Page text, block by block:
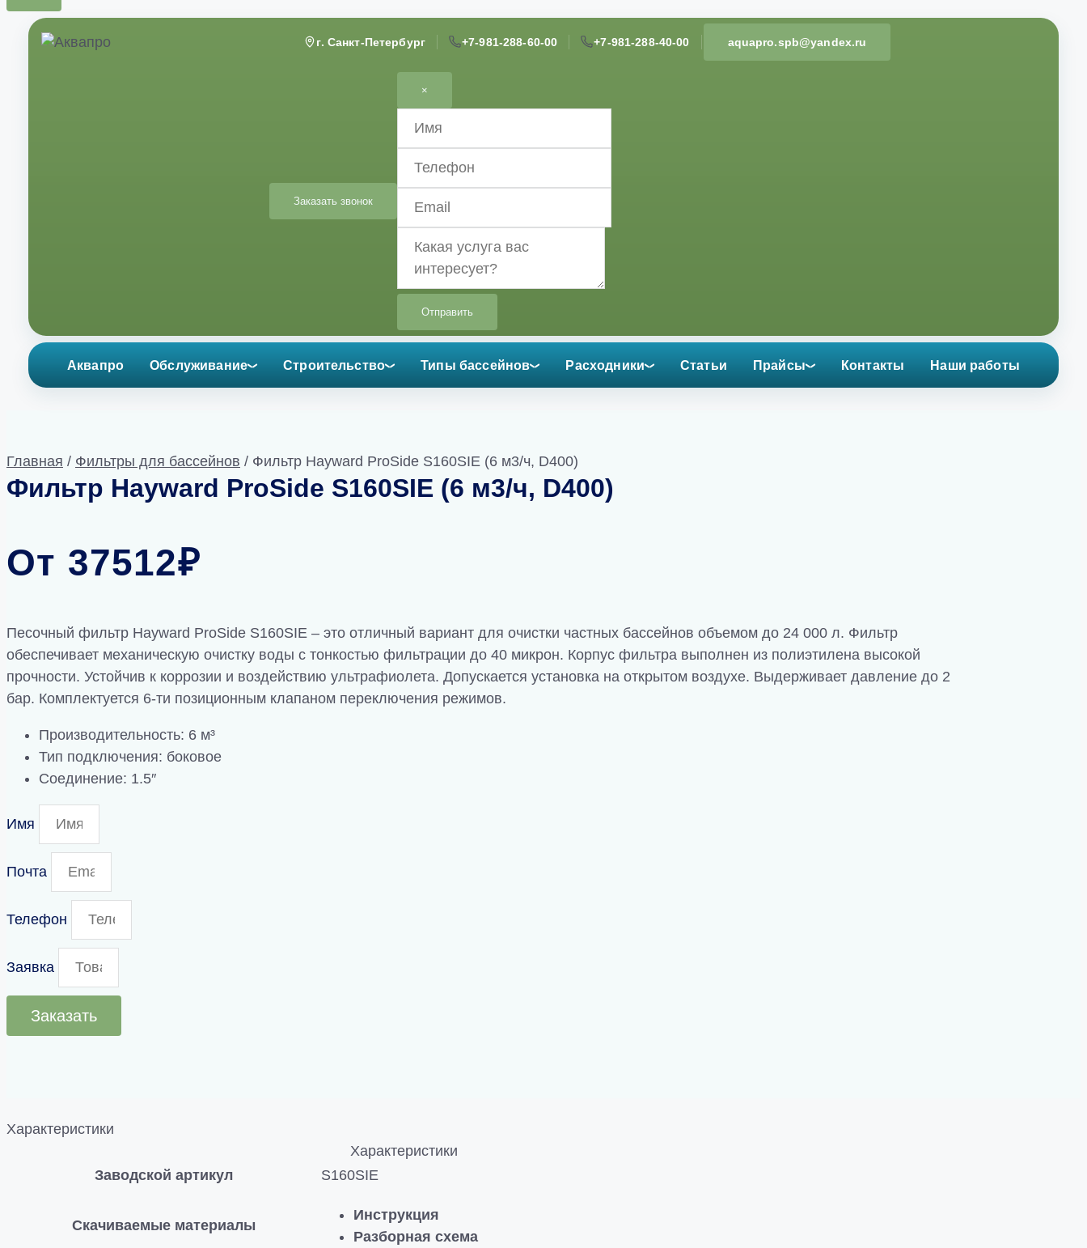
Перейти
г. Санкт-Петербург +7-981-288-60-00 +7-981-288-40-00 aquapro.spb@yandex.ru
Заказать звонок
×
Отправить
Аквапро Обслуживание Строительство Типы бассейнов Расходники Статьи Прайсы Контакты Наши работы
Главная / Фильтры для бассейнов / Фильтр Hayward ProSide S160SIE (6 м3/ч, D400)
Фильтр Hayward ProSide S160SIE (6 м3/ч, D400)
От 37512₽
Песочный фильтр Hayward ProSide S160SIE – это отличный вариант для очистки частных бассейнов объемом до 24 000 л. Фильтр
обеспечивает механическую очистку воды с тонкостью фильтрации до 40 микрон. Корпус фильтра выполнен из полиэтилена высокой
прочности. Устойчив к коррозии и воздействию ультрафиолета. Допускается установка на открытом воздухе. Выдерживает давление до 2
бар. Комплектуется 6-ти позиционным клапаном переключения режимов.
Производительность: 6 м³
Тип подключения: боковое
Соединение: 1.5″
Имя
Почта
Телефон
Заявка
Заказать
Характеристики
Характеристики
Заводской артикул
S160SIE
Скачиваемые материалы
Инструкция
Разборная схема